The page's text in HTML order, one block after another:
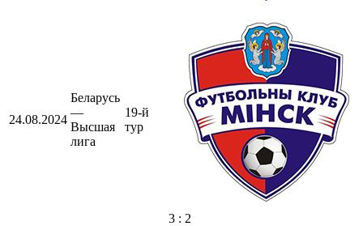
24.08.2024
Беларусь
—
Высшая
лига
19-й
тур
3 : 2